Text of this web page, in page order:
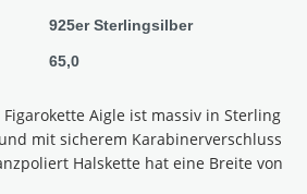
925er Sterlingsilber
65,0
Aigle ist massiv in Sterling
und mit sicherem Karabinerverschluss
Halskette hat eine Breite von